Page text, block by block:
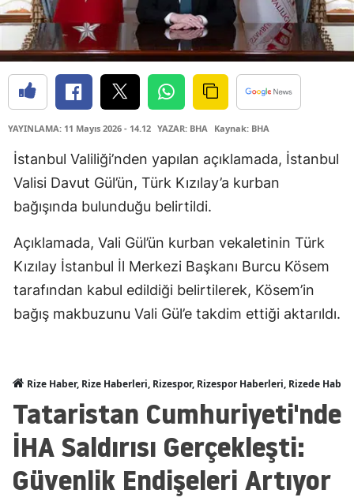
YAYINLAMA: 11 Mayıs 2026 - 14.12 YAZAR: BHA Kaynak: BHA
İstanbul Valiliği’nden yapılan açıklamada, İstanbul
Valisi Davut Gül’ün, Türk Kızılay’a kurban
bağışında bulunduğu belirtildi.
Açıklamada, Vali Gül’ün kurban vekaletinin Türk
Kızılay İstanbul İl Merkezi Başkanı Burcu Kösem
tarafından kabul edildiği belirtilerek, Kösem’in
bağış makbuzunu Vali Gül’e takdim ettiği aktarıldı.
Rize Haber, Rize Haberleri, Rizespor, Rizespor Haberleri, Rizede
Tataristan Cumhuriyeti'nde
İHA Saldırısı Gerçekleşti:
Güvenlik Endişeleri Artıyor